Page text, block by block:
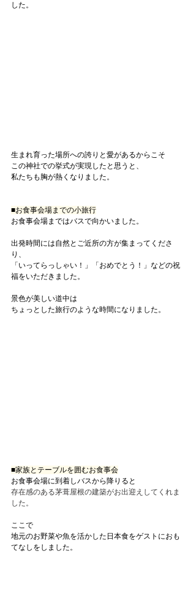
した。
生まれ育った場所への誇りと愛があるからこそ
この神社での挙式が実現したと思うと、
私たちも胸が熱くなりました。
■お食事会場までの小旅行
お食事会場まではバスで向かいました。
出発時間には自然とご近所の方が集まってくださ
り、
「いってらっしゃい！」「おめでとう！」などの祝
福をいただきました。
景色が美しい道中は
ちょっとした旅行のような時間になりました。
■家族とテーブルを囲むお食事会
お食事会場に到着しバスから降りると
存在感のある茅葺屋根の建築がお出迎えしてくれま
した。
ここで
地元のお野菜や魚を活かした日本食をゲストにおも
てなしをしました。